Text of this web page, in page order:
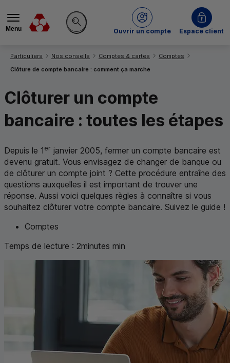
Menu
Rechercher sur le site
Ouvrir un compte
du Crédit MutuelEspace client
Vous êtes ici:
Particuliers Nos conseils Comptes & cartes
Comptes
Clôture de compte bancaire : comment ça marche
Clôturer un compte
bancaire : toutes les étapes
Depuis le 1er janvier 2005, fermer un compte bancaire est
devenu gratuit. Vous envisagez de changer de banque ou
de clôturer un compte joint ? Cette procédure entraîne des
questions auxquelles il est important de trouver une
réponse. Aussi voici quelques règles à connaître si vous
souhaitez clôturer votre compte bancaire. Suivez le guide !
Comptes
Temps de lecture : 2minutes min